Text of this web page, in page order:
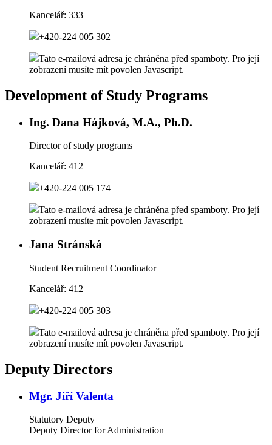
Kancelář: 333
+420-224 005 302
Tato e-mailová adresa je chráněna před spamboty. Pro její
zobrazení musíte mít povolen Javascript.
Development of Study Programs
Ing. Dana Hájková, M.A., Ph.D.
Director of study programs
Kancelář: 412
+420-224 005 174
Tato e-mailová adresa je chráněna před spamboty. Pro její
zobrazení musíte mít povolen Javascript.
Jana Stránská
Student Recruitment Coordinator
Kancelář: 412
+420-224 005 303
Tato e-mailová adresa je chráněna před spamboty. Pro její
zobrazení musíte mít povolen Javascript.
Deputy Directors
Mgr. Jiří Valenta
Statutory Deputy
Deputy Director for Administration